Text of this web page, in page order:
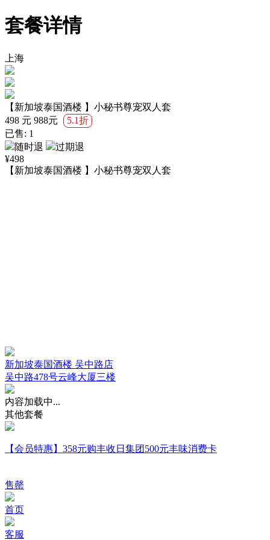
套餐详情
上海
【新加坡泰国酒楼 】小秘书尊宠双人套
498 元 988元
5.1折
已售: 1
随时退
过期退
¥498
【新加坡泰国酒楼 】小秘书尊宠双人套
新加坡泰国酒楼 吴中路店
吴中路478号云峰大厦三楼
内容加载中...
其他套餐
【会员特惠】358元购丰收日集团500元丰味消费卡
售罄
首页
客服